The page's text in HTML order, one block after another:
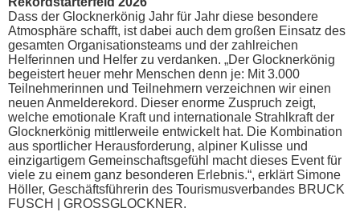
Dass der Glocknerkönig Jahr für Jahr diese besondere
Atmosphäre schafft, ist dabei auch dem großen Einsatz des
gesamten Organisationsteams und der zahlreichen
Helferinnen und Helfer zu verdanken. „Der Glocknerkönig
begeistert heuer mehr Menschen denn je: Mit 3.000
Teilnehmerinnen und Teilnehmern verzeichnen wir einen
neuen Anmelderekord. Dieser enorme Zuspruch zeigt,
welche emotionale Kraft und internationale Strahlkraft der
Glocknerkönig mittlerweile entwickelt hat. Die Kombination
aus sportlicher Herausforderung, alpiner Kulisse und
einzigartigem Gemeinschaftsgefühl macht dieses Event für
viele zu einem ganz besonderen Erlebnis.“, erklärt Simone
Höller, Geschäftsführerin des Tourismusverbandes BRUCK
FUSCH | GROSSGLOCKNER.